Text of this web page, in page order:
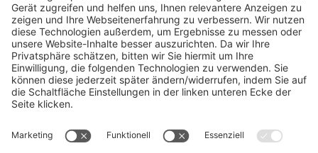
Hauptstraße 263
44649 Herne
Terminvereinbarung Wanne-Eickel
Vertrag hier kündigen
Unsere Servicenummer:
02323 592-555